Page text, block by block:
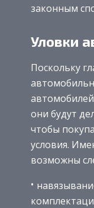
законным
Уловки
Поскольку
они будут
чтобы
условия.
возможны